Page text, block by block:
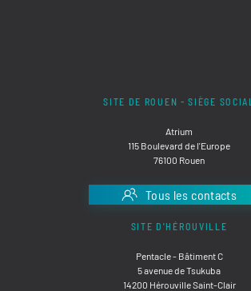
SITE DE ROUEN - SIÈGE SOCIAL
Atrium
115 Boulevard de l'Europe
76100 Rouen
Tous les contacts
SITE D'HÉROUVILLE
Pentacle - Bâtiment C
5 avenue de Tsukuba
14200 Hérouville Saint-Clair